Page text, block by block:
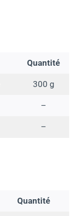
Quantité
300 g
–
–
Quantité